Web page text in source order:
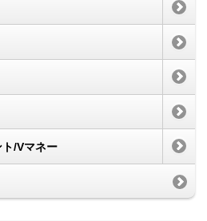
/Vマネー